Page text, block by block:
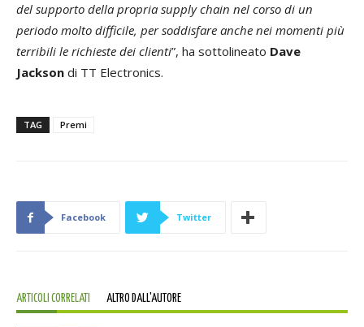
del supporto della propria supply chain nel corso di un
periodo molto difficile, per soddisfare anche nei momenti più
terribili le richieste dei clienti”, ha sottolineato Dave
Jackson di TT Electronics.
TAG Premi
Facebook Twitter
ARTICOLI CORRELATI ALTRO DALL'AUTORE